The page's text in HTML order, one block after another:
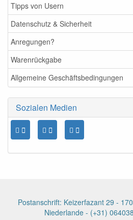
Tipps von Usern
Datenschutz & Sicherheit
Anregungen?
Warenrückgabe
Allgemeine Geschäftsbedingungen
Sozialen Medien
Postanschrift: Keizerfazant 29 -
Niederlande - (+31)